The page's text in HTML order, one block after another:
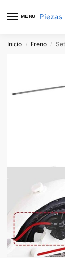
MENU Piezas
Inicio / Freno /